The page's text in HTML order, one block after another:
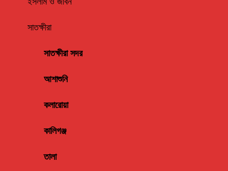
সাতক্ষীরা
সাতক্ষীরা সদর
আশাশুনি
কলারোয়া
কালিগঞ্জ
তালা